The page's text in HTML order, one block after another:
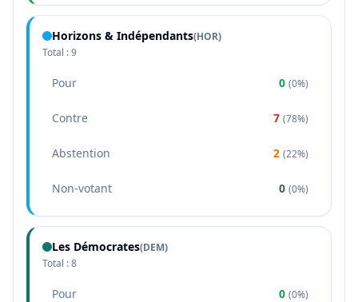
Horizons & Indépendants(HOR)
Total :9
Pour 0 (0%)
Contre 7 (78%)
Abstention 2 (22%)
Non-votant 0 (0%)
Les Démocrates(DEM)
Total :8
Pour 0 (0%)